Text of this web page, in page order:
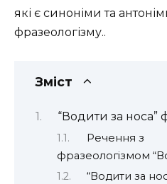
які є синоніми та
фразеологізму..
Зміст
“Водити за носа”
Речення з
фразеологізмом
“Водити за